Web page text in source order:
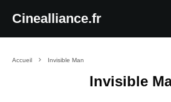
Cinealliance.fr
Accueil Invisible Man
Invisible